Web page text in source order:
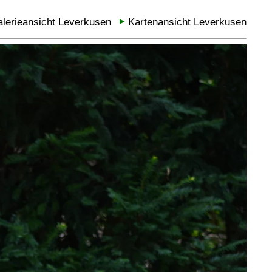
Leverkusen Kartenansicht Leverkusen